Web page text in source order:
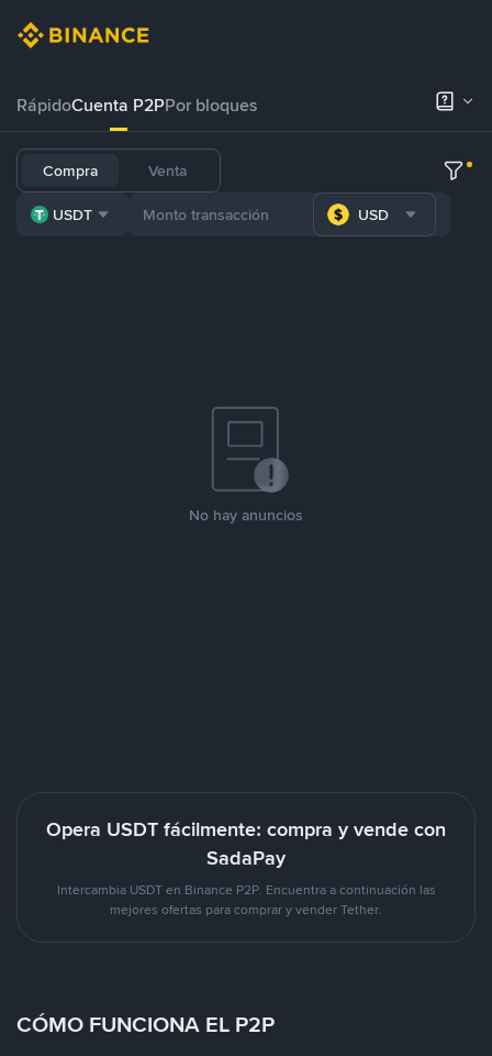
RápidoCuenta P2PPor bloques
Compra Venta
USDT USD
No hay anuncios
Opera USDT fácilmente: compra y vende con
SadaPay
Intercambia USDT en Binance P2P. Encuentra a continuación las
mejores ofertas para comprar y vender Tether.
CÓMO FUNCIONA EL P2P